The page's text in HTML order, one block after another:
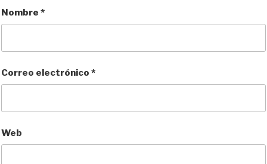
Nombre *
Correo electrónico *
Web